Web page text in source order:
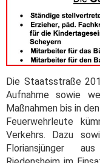
Die Staatsstraße
Aufnahme sowie
Maßnahmen bis in
Feuerwehrleute
Verkehrs. Dazu
Floriansjünger